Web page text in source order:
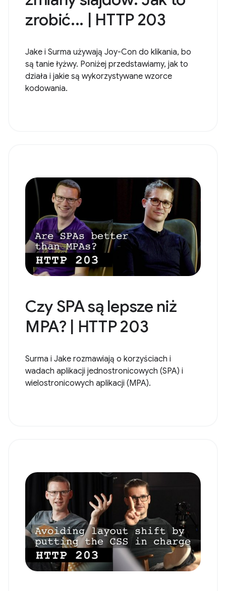
zrobić... | HTTP 203
Jake i Surma używają Joy-Con do klikania, bo
są tanie łyżwy. Poniżej przedstawiamy, jak to
działa i jakie są wykorzystywane wzorce
kodowania.
Czy SPA są lepsze niż
MPA? | HTTP 203
Surma i Jake rozmawiają o korzyściach i
wadach aplikacji jednostronicowych (SPA) i
wielostronicowych aplikacji (MPA).